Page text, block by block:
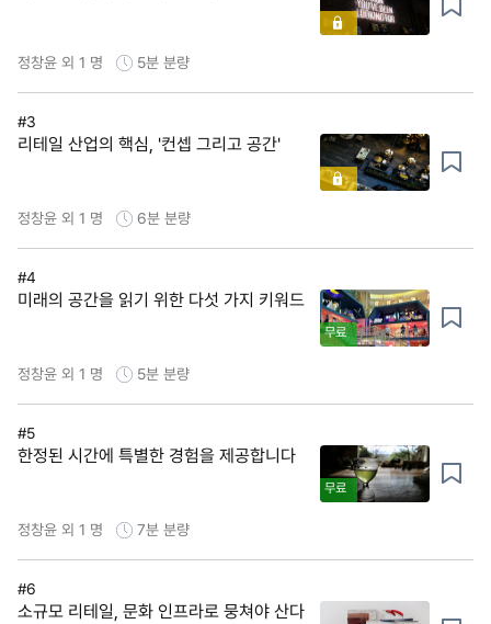
정창윤 외 1 명 5분 분량
#3
리테일 산업의 핵심, '컨셉 그리고 공간'
정창윤 외 1 명 6분 분량
#4
미래의 공간을 읽기 위한 다섯 가지 키워드
무료
정창윤 외 1 명 5분 분량
#5
한정된 시간에 특별한 경험을 제공합니다
무료
정창윤 외 1 명 7분 분량
#6
소규모 리테일, 문화 인프라로 뭉쳐야 산다